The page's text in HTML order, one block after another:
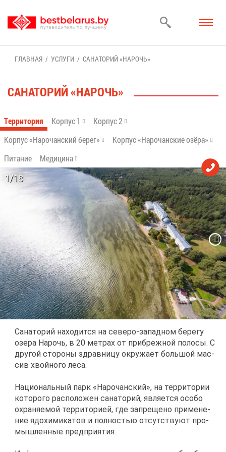
ГЛАВ­НАЯ УСЛУ­ГИ СА­НА­ТО­РИЙ «НА­РОЧЬ»
СА­НА­ТО­РИЙ «НА­РОЧЬ»
Тер­ри­то­рия Кор­пус 1
Кор­пус 2
Кор­пус «На­ро­чан­ский бе­рег»
Кор­пус «На­ро­чан­ские озё­ра»
Пи­та­ние
Ме­ди­ци­на
Са­на­то­рий на­хо­дит­ся на се­ве­ро-за­пад­ном бе­ре­гу
озе­ра На­рочь, в 20 мет­рах от при­бреж­ной по­ло­сы. С
дру­гой сто­ро­ны здрав­ни­цу окру­жа­ет боль­шой мас­
сив хвой­но­го ле­са.
На­ци­о­наль­ный парк «На­ро­чан­ский», на тер­ри­то­рии
ко­то­ро­го рас­по­ло­жен са­на­то­рий, яв­ля­ет­ся осо­бо
охра­ня­е­мой тер­ри­то­ри­ей, где за­пре­ще­но при­ме­не­
ние ядо­хи­ми­ка­тов и пол­но­стью от­сут­ству­ют про­
мыш­лен­ные пред­при­я­тия.
1/18